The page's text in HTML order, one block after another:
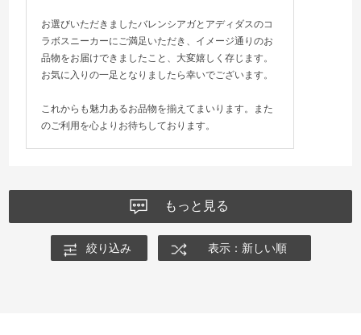
お選びいただきましたバレンシアガとアディダスのコ
ラボスニーカーにご満足いただき、イメージ通りのお
品物をお届けできましたこと、大変嬉しく存じます。
お気に入りの一足となりましたら幸いでございます。
これからも魅力あるお品物を揃えてまいります。また
のご利用を心よりお待ちしております。
もっと見る
絞り込み 表示：新しい順